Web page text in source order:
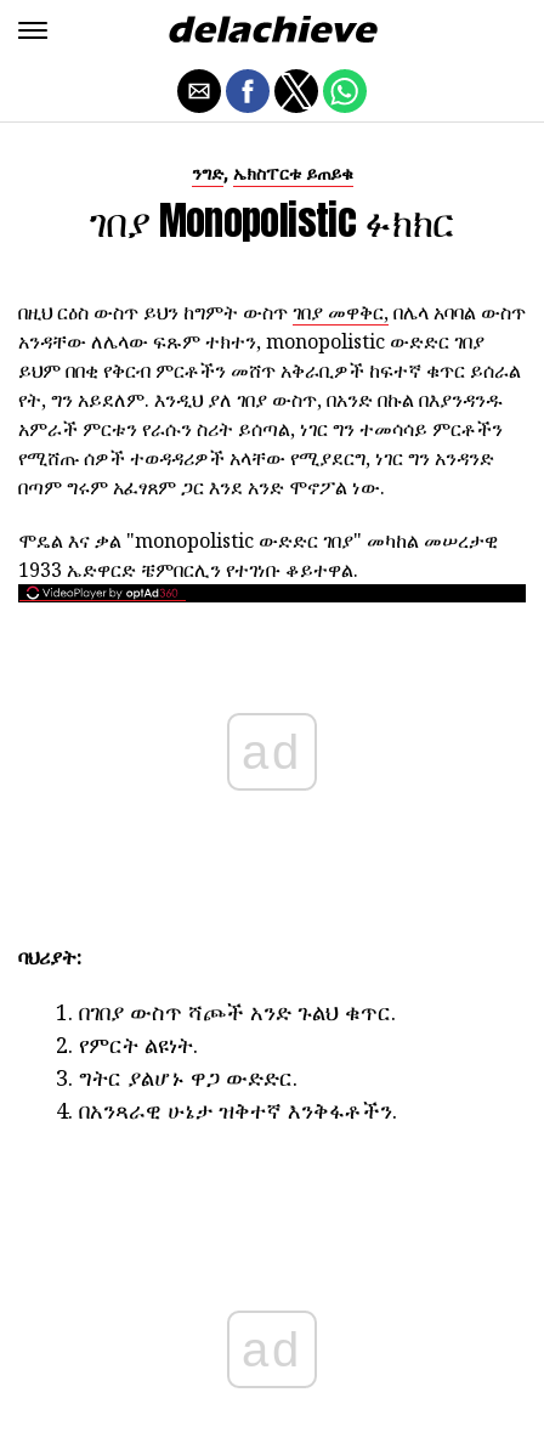
ንግድ, ኤክስፐርቱ ይጠይቁ
ገበያ Monopolistic ፉክክር
በዚህ ርዕስ ውስጥ ይህን ከግምት ውስጥገበያ መዋቅር,በሌላ አባባል ውስጥ
አንዳቸው ለሌላው ፍጹም ተክተን, monopolistic ውድድር ገበያ
ይህም በበቂ የቅርብ ምርቶችን መሸጥ አቅራቢዎች ከፍተኛ ቁጥር ይሰራል
የት, ግን አይደለም. እንዲህ ያለ ገበያ ውስጥ, በአንድ በኩል በእያንዳንዱ
አምራች ምርቱን የራሱን ስሪት ይሰጣል, ነገር ግን ተመሳሳይ ምርቶችን
የሚሸጡ ሰዎች ተወዳዳሪዎች አላቸው የሚያደርግ, ነገር ግን አንዳንድ
በጣም ግሩም አፈፃጸም ጋር እንደ አንድ ሞኖፖል ነው.
ሞዴል እና ቃል "monopolistic ውድድር ገበያ" መካከል መሠረታዊ
1933 ኤድዋርድ ቼምበርሊን የተገነቡ ቆይተዋል.
ad
ባህሪያት:
በገበያ ውስጥ ሻጮች አንድ ጉልህ ቁጥር.
የምርት ልዩነት.
ግትር ያልሆኑ ዋጋ ውድድር.
በአንጻራዊ ሁኔታ ዝቅተኛ እንቅፋቶችን.
ad